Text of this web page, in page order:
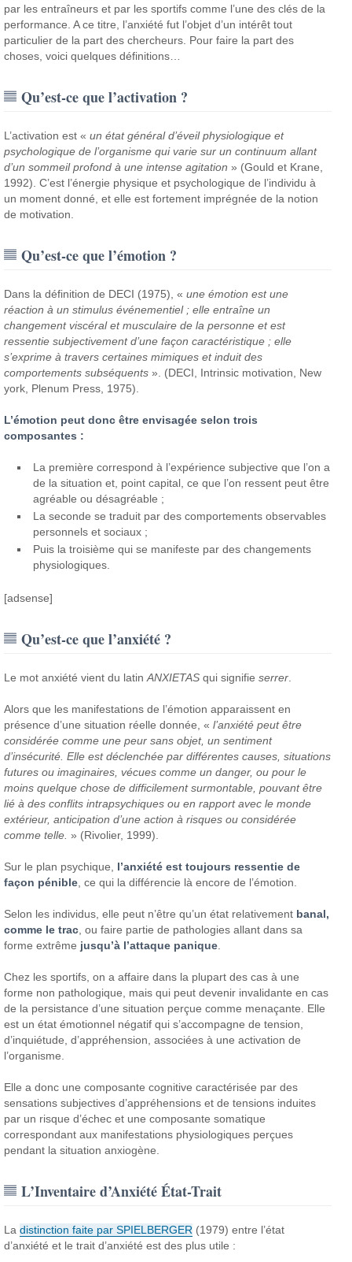
par les entraîneurs et par les sportifs comme l’une des clés de la
performance. A ce titre, l’anxiété fut l’objet d’un intérêt tout
particulier de la part des chercheurs. Pour faire la part des
choses, voici quelques définitions…
Qu’est-ce que l’activation ?
L’activation est «un état général d’éveil physiologique et
psychologique de l’organisme qui varie sur un continuum allant
d’un sommeil profond à une intense agitation » (Gould et Krane,
1992). C’est l’énergie physique et psychologique de l’individu à
un moment donné, et elle est fortement imprégnée de la notion
de motivation.
Qu’est-ce que l’émotion ?
Dans la définition de DECI (1975), «une émotion est une
réaction à un stimulus événementiel ; elle entraîne un
changement viscéral et musculaire de la personne et est
ressentie subjectivement d’une façon caractéristique ; elle
s’exprime à travers certaines mimiques et induit des
comportements subséquents ». (DECI, Intrinsic motivation, New
york, Plenum Press, 1975).
L’émotion peut donc être envisagée selon trois
composantes :
La première correspond à l’expérience subjective que l’on a
de la situation et, point capital, ce que l’on ressent peut être
agréable ou désagréable ;
La seconde se traduit par des comportements observables
personnels et sociaux ;
Puis la troisième qui se manifeste par des changements
physiologiques.
[adsense]
Qu’est-ce que l’anxiété ?
Le mot anxiété vient du latinANXIETAS qui signifieserrer
Alors que les manifestations de l’émotion apparaissent en
présence d’une situation réelle donnée, «l’anxiété peut être
considérée comme une peur sans objet, un sentiment
d’insécurité. Elle est déclenchée par différentes causes, situations
futures ou imaginaires, vécues comme un danger, ou pour le
moins quelque chose de difficilement surmontable, pouvant être
lié à des conflits intrapsychiques ou en rapport avec le monde
extérieur, anticipation d’une action à risques ou considérée
comme telle. » (Rivolier, 1999).
Sur le plan psychique, l’anxiété est toujours ressentie de
façon pénible , ce qui la différencie là encore de l’émotion.
Selon les individus, elle peut n’être qu’un état relativement banal,
comme le trac , ou faire partie de pathologies allant dans sa
forme extrême jusqu’à l’attaque panique
Chez les sportifs, on a affaire dans la plupart des cas à une
forme non pathologique, mais qui peut devenir invalidante en cas
de la persistance d’une situation perçue comme menaçante. Elle
est un état émotionnel négatif qui s’accompagne de tension,
d’inquiétude, d’appréhension, associées à une activation de
l’organisme.
Elle a donc une composante cognitive caractérisée par des
sensations subjectives d’appréhensions et de tensions induites
par un risque d’échec et une composante somatique
correspondant aux manifestations physiologiques perçues
pendant la situation anxiogène.
L’Inventaire d’Anxiété État-Trait
Ladistinction faite par SPIELBERGER (1979) entre l’état
d’anxiété et le trait d’anxiété est des plus utile :